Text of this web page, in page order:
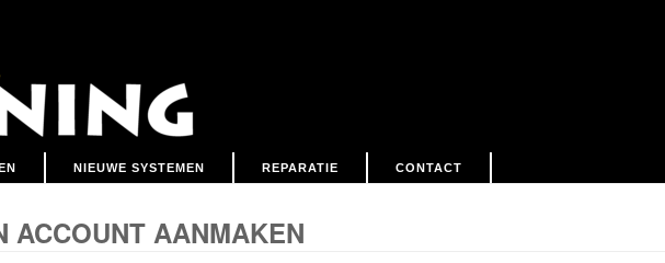
NIEUWE SYSTEMEN REPARATIE CONTACT
ACCOUNT AANMAKEN